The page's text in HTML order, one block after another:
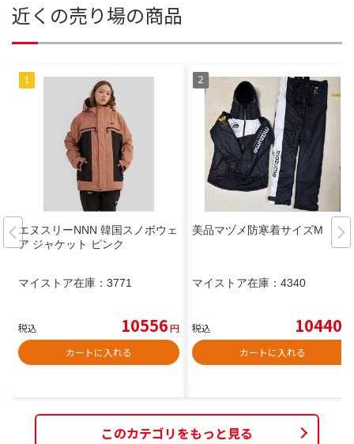
近くの売り場の商品
エヌスリーNNN 韓国スノボウェ
ア ジャケット ピンク
マイストア在庫： 3771
税込 10556円
カートに入れる
美品マヅメ防寒着サイズM
マイストア在庫： 4340
税込 10440
カートに入れる
このカテゴリをもっと見る